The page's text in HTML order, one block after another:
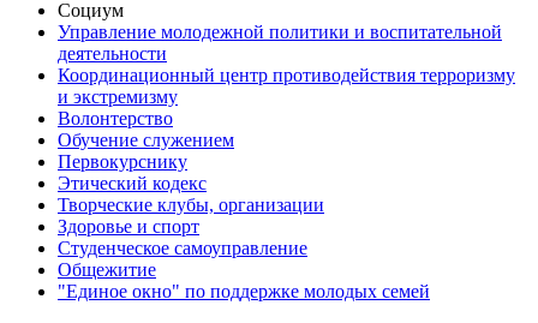
Социум
Управление молодежной политики и воспитательной
деятельности
Координационный центр противодействия терроризму
и экстремизму
Волонтерство
Обучение служением
Первокурснику
Этический кодекс
Творческие клубы, организации
Здоровье и спорт
Студенческое самоуправление
Общежитие
"Единое окно" по поддержке молодых семей